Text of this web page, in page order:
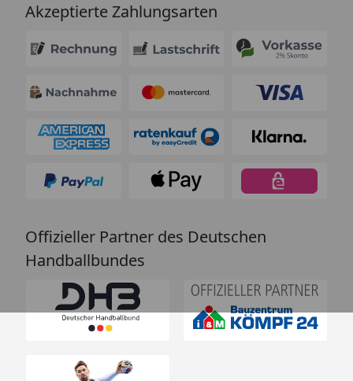
Akzeptierte Zahlungsarten
Offizieller Partner des Deutschen
Handballbundes